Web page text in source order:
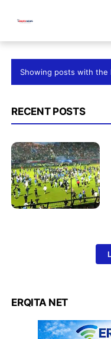
Showing posts with
RECENT POSTS
ERQITA NET